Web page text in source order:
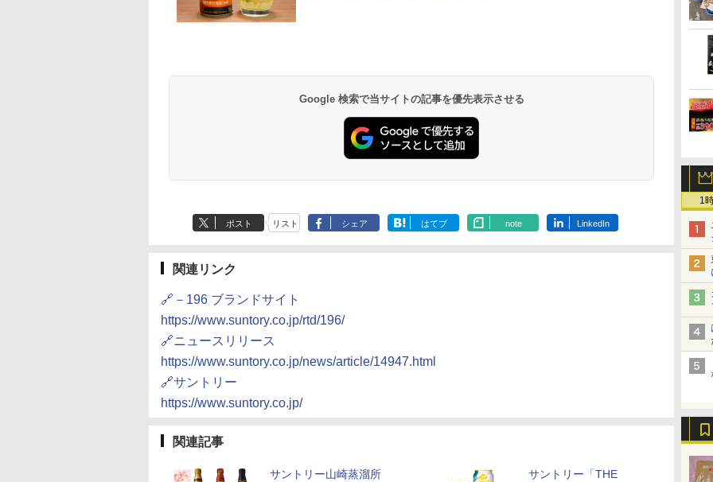
1
Google 検索で当サイトの記事を優先表示させる
ポスト リスト シェア はてブ note LinkedIn
関連リンク
🔗－196 ブランドサイト
https://www.suntory.co.jp/rtd/196/
🔗ニュースリリース
https://www.suntory.co.jp/news/article/14947.html
🔗サントリー
https://www.suntory.co.jp/
関連記事
サントリー山崎蒸溜所
サントリー「THE